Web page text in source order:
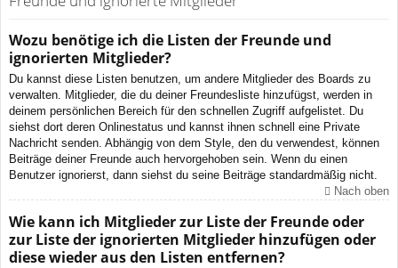
Wozu benötige ich die Listen der Freunde und
ignorierten Mitglieder?
Du kannst diese Listen benutzen, um andere Mitglieder des Boards zu
verwalten. Mitglieder, die du deiner Freundesliste hinzufügst, werden in
deinem persönlichen Bereich für den schnellen Zugriff aufgelistet. Du
siehst dort deren Onlinestatus und kannst ihnen schnell eine Private
Nachricht senden. Abhängig von dem Style, den du verwendest, können
Beiträge deiner Freunde auch hervorgehoben sein. Wenn du einen
Benutzer ignorierst, dann siehst du seine Beiträge standardmäßig nicht.
Nach oben
Wie kann ich Mitglieder zur Liste der Freunde oder
zur Liste der ignorierten Mitglieder hinzufügen oder
diese wieder aus den Listen entfernen?